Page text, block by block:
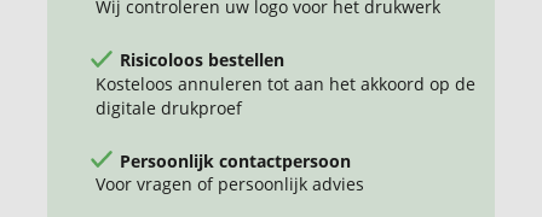
Wij controleren uw logo voor het drukwerk
Risicoloos bestellen
Kosteloos annuleren tot aan het akkoord op de
digitale drukproef
Persoonlijk contactpersoon
Voor vragen of persoonlijk advies